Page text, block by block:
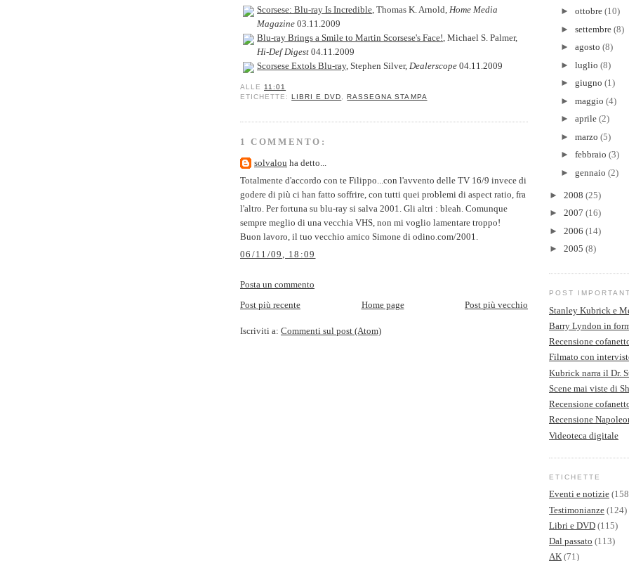
Scorsese: Blu-ray Is Incredible , Thomas K. Arnold, Home Media
Magazine 03.11.2009
Blu-ray Brings a Smile to Martin Scorsese's Face! , Michael S. Palmer,
Hi-Def Digest 04.11.2009
Scorsese Extols Blu-ray, Stephen Silver, Dealerscope 04.11.2009
ALLE11:01
ETICHETTE: LIBRI E DVD, RASSEGNA STAMPA
1 COMMENTO:
solvalou ha detto...
Totalmente d'accordo con te Filippo...con l'avvento delle TV 16/9 invece di
godere di più ci han fatto soffrire, con tutti quei problemi di aspect ratio, fra
l'altro. Per fortuna su blu-ray si salva 2001. Gli altri : bleah. Comunque
sempre meglio di una vecchia VHS, non mi voglio lamentare troppo!
Buon lavoro, il tuo vecchio amico Simone di odino.com/2001.
06/11/09, 18:09
Posta un commento
Post più recente
Post più vecchio
Home page
Iscriviti a: Commenti sul post (Atom)
► ottobre (10)
► settembre (8)
► agosto (8)
► luglio (8)
► giugno (1)
► maggio (4)
► aprile (2)
► marzo (5)
► febbraio (3)
► gennaio (2)
► 2008 (25)
► 2007 (16)
► 2006 (14)
► 2005 (8)
POST
Stanley Kubrick e
Barry Lyndon in
Recensione
Filmato con
Kubrick narra il Dr.
Scene mai viste di
Recensione
Recensione
Videoteca digitale
ETICHETTE
Eventi e notizie
Testimonianze (124)
Libri e DVD (115)
Dal passato (113)
AK (71)